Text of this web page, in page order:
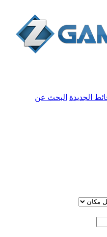
الجديدة البحث عن